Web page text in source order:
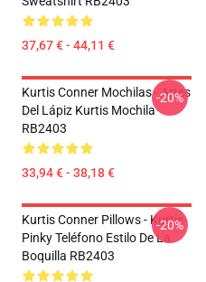
37,67 € - 44,11 €
Kurtis Conner Mochilas - Artes
Del Lápiz Kurtis Mochila
RB2403
33,94 € - 38,18 €
-20%
Kurtis Conner Pillows - Kurtis
Pinky Teléfono Estilo De La
Boquilla RB2403
-20%